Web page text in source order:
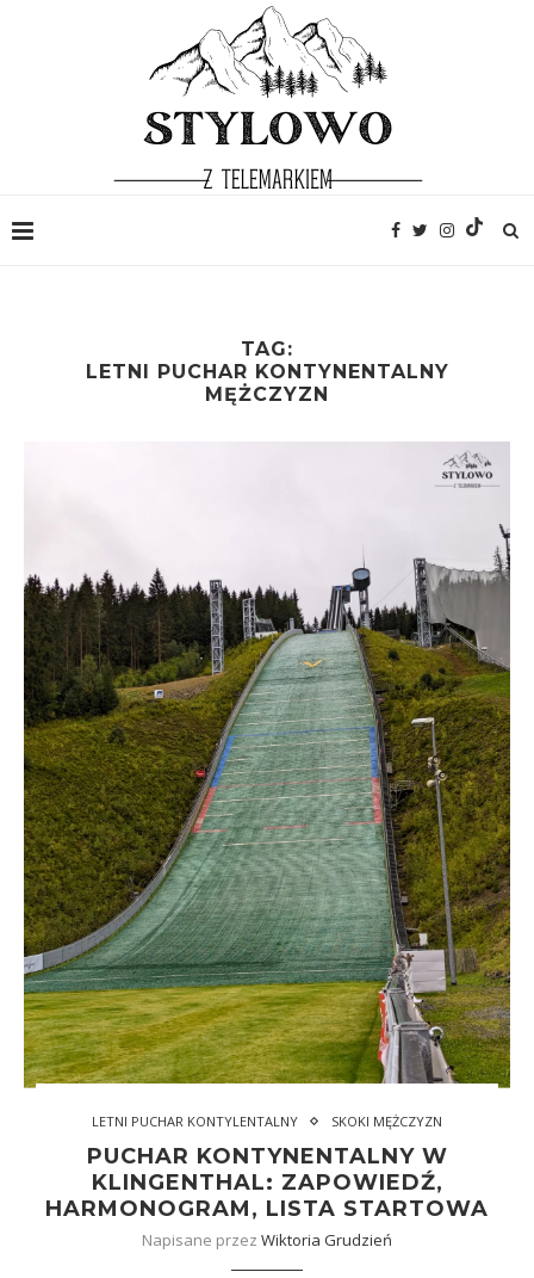
TAG:
LETNI PUCHAR KONTYNENTALNY
MĘŻCZYZN
LETNI PUCHAR KONTYLENTALNY SKOKI MĘŻCZYZN
PUCHAR KONTYNENTALNY W
KLINGENTHAL: ZAPOWIEDŹ,
HARMONOGRAM, LISTA STARTOWA
Napisane przez Wiktoria Grudzień